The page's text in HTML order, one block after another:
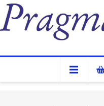
Pragmatic TCV